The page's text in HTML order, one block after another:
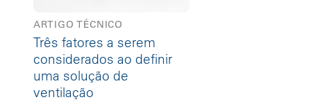
ARTIGO TÉCNICO
Três fatores a serem
considerados ao definir
uma solução de
ventilação